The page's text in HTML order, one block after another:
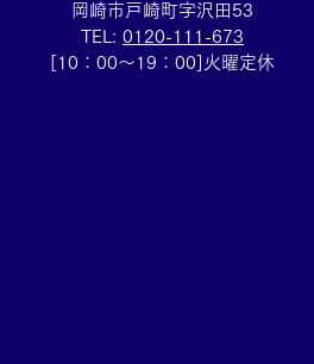
岡崎市戸崎町字沢田53
TEL: 0120-111-673
[10：00～19：00]火曜定休